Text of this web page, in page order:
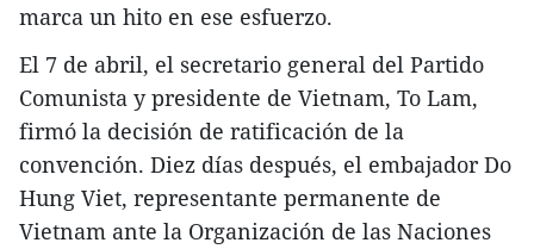
marca un hito en ese esfuerzo.
El 7 de abril, el secretario general del Partido
Comunista y presidente de Vietnam, To Lam,
firmó la decisión de ratificación de la
convención. Diez días después, el embajador Do
Hung Viet, representante permanente de
Vietnam ante la Organización de las Naciones